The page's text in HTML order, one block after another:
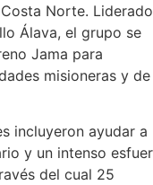
Norte. Liderado
Álava, el grupo se
Jama para
misioneras y de
incluyeron ayudar a
y un intenso
del cual 25